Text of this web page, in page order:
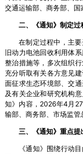
交通运输部、商务部、国
二、《通知》制定过
在制定过程中，主
旧动力电池回收利用体
整治措施等，多次组织
充分听取有关各方意见
面征求生态环境部、交
及有关企业和研究机构
知》内容，2026年4月
输部、商务部、市场监管
三、《通知》重点提
《通知》围绕行动